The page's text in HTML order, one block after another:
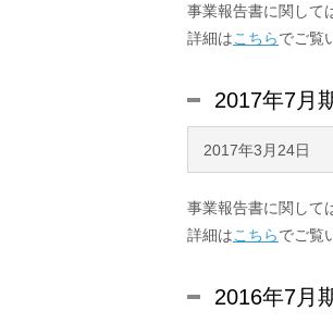
事業報告書に関して
詳細はこちらでご覧
2017年7月
2017年3月24日
事業報告書に関して
詳細はこちらでご覧
2016年7月